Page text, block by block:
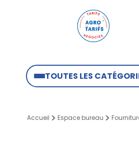
TOUTES LES
Accueil Espace bureau